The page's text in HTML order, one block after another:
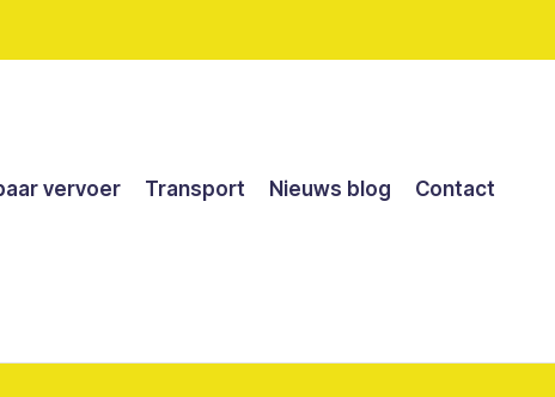
vervoer Transport Nieuws blog Contact